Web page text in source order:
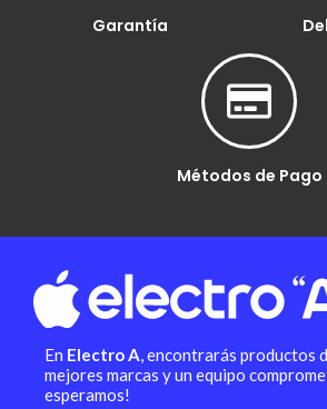
Garantía
Métodos de Pago
En Electro A, encontrarás productos
mejores marcas y un equipo
esperamos!